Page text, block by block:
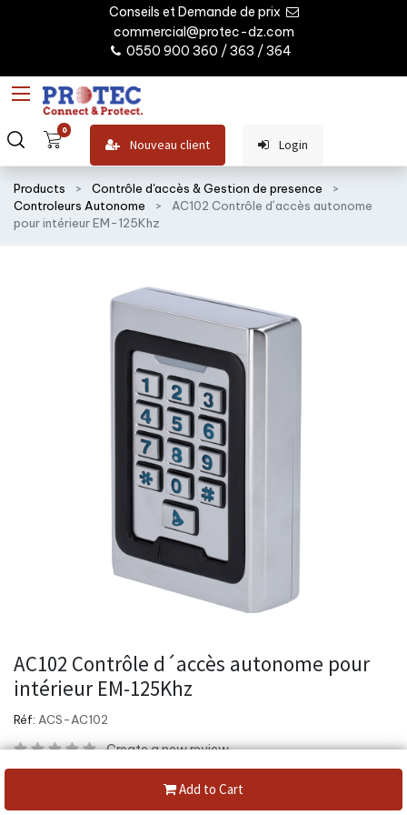
Conseils et Demande de prix
commercial@protec-dz.com
0550 900 360 / 363 / 364
0
Nouveau client Login
Products
Contrôle d'accès & Gestion de presence
Controleurs Autonome
AC102 Contrôle d´accès autonome
pour intérieur EM-125Khz
Add to Cart
AC102 Contrôle d´accès autonome pour
intérieur EM-125Khz
Réf: ACS-AC102
Create a new review
Contrôle d´accès autonome pour intérieur